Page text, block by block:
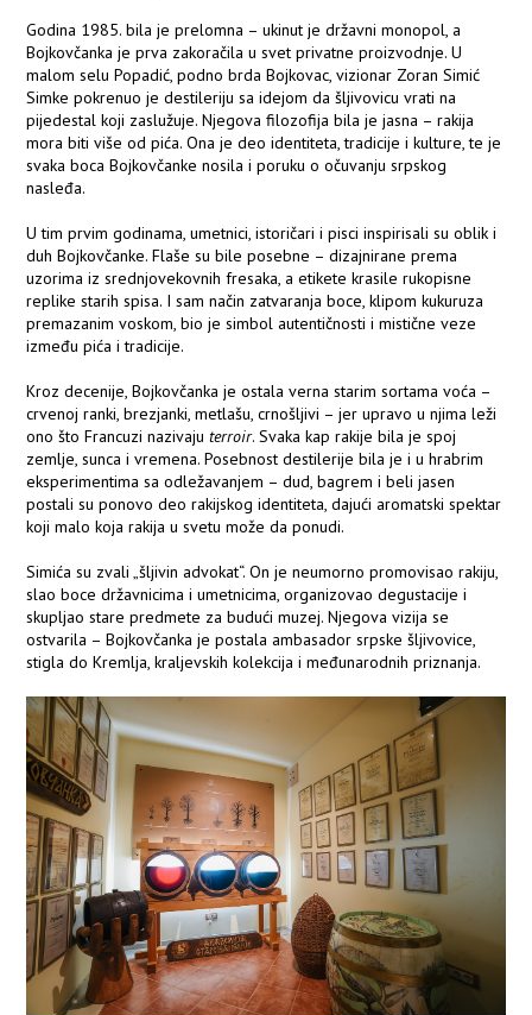
Godina 1985. bila je prelomna – ukinut je državni monopol, a
Bojkovčanka je prva zakoračila u svet privatne proizvodnje. U
malom selu Popadić, podno brda Bojkovac, vizionar Zoran Simić
Simke pokrenuo je destileriju sa idejom da šljivovicu vrati na
pijedestal koji zaslužuje. Njegova filozofija bila je jasna – rakija
mora biti više od pića. Ona je deo identiteta, tradicije i kulture, te je
svaka boca Bojkovčanke nosila i poruku o očuvanju srpskog
nasleđa.
U tim prvim godinama, umetnici, istoričari i pisci inspirisali su oblik i
duh Bojkovčanke. Flaše su bile posebne – dizajnirane prema
uzorima iz srednjovekovnih fresaka, a etikete krasile rukopisne
replike starih spisa. I sam način zatvaranja boce, klipom kukuruza
premazanim voskom, bio je simbol autentičnosti i mistične veze
između pića i tradicije.
Kroz decenije, Bojkovčanka je ostala verna starim sortama voća –
crvenoj ranki, brezjanki, metlašu, crnošljivi – jer upravo u njima leži
ono što Francuzi nazivajuterroir. Svaka kap rakije bila je spoj
zemlje, sunca i vremena. Posebnost destilerije bila je i u hrabrim
eksperimentima sa odležavanjem – dud, bagrem i beli jasen
postali su ponovo deo rakijskog identiteta, dajući aromatski spektar
koji malo koja rakija u svetu može da ponudi.
Simića su zvali „šljivin advokat“. On je neumorno promovisao rakiju,
slao boce državnicima i umetnicima, organizovao degustacije i
skupljao stare predmete za budući muzej. Njegova vizija se
ostvarila – Bojkovčanka je postala ambasador srpske šljivovice,
stigla do Kremlja, kraljevskih kolekcija i međunarodnih priznanja.